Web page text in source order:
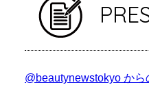
@beautynewstokyo から